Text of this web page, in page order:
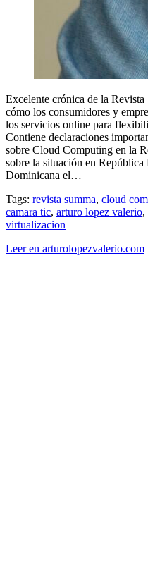
Excelente crónica de la
cómo los consumidores y
los servicios online para
Contiene declaraciones
sobre Cloud Computing en la
sobre la situación en
Dominicana el…
Tags: revista summa, cloud
camara tic, arturo lopez valerio,
virtualizacion
Leer en arturolopezvalerio.com